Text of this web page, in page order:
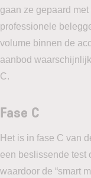
gaan ze gepaard
professionele
volume binnen de
aanbod
C.
Fase C
Het is in fase C van
een beslissende test
waardoor de “smart